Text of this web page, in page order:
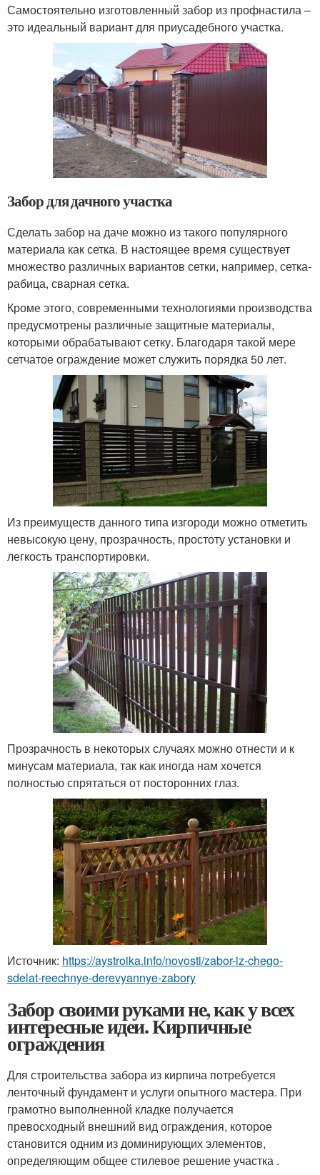
Самостоятельно изготовленный забор из профнастила –
это идеальный вариант для приусадебного участка.
Забор для дачного участка
Сделать забор на даче можно из такого популярного
материала как сетка. В настоящее время существует
множество различных вариантов сетки, например, сетка-
рабица, сварная сетка.
Кроме этого, современными технологиями производства
предусмотрены различные защитные материалы,
которыми обрабатывают сетку. Благодаря такой мере
сетчатое ограждение может служить порядка 50 лет.
Из преимуществ данного типа изгороди можно отметить
невысокую цену, прозрачность, простоту установки и
легкость транспортировки.
Прозрачность в некоторых случаях можно отнести и к
минусам материала, так как иногда нам хочется
полностью спрятаться от посторонних глаз.
Источник: https://aystroika.info/novosti/zabor-iz-chego-
sdelat-reechnye-derevyannye-zabory
Забор своими руками не, как у всех
интересные идеи. Кирпичные
ограждения
Для строительства забора из кирпича потребуется
ленточный фундамент и услуги опытного мастера. При
грамотно выполненной кладке получается
превосходный внешний вид ограждения, которое
становится одним из доминирующих элементов,
определяющим общее стилевое решение участка .